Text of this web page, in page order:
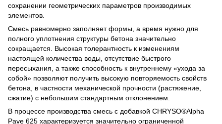
сохранении геометрических параметров производимых
элементов.
Смесь равномерно заполняет формы, а время нужно для
полного уплотнения структуры бетона значительно
сокращается. Высокая толерантность к изменениям
настоящей количества воды, отсутствие быстрого
пересыхания, а также способность к внутреннему «ухода за
собой» позволяют получить высокую повторяемость свойств
бетона, в частности механической прочности (растяжение,
сжатие) с небольшим стандартным отклонением.
В процессе производства смесь с добавкой CHRYSO®Alpha
Pave 625 характеризуется значительно ограниченной